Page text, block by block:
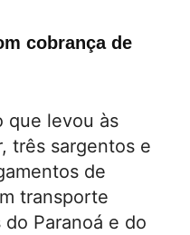
cobrança de
que levou às
três sargentos e
de
transporte
Paranoá e do